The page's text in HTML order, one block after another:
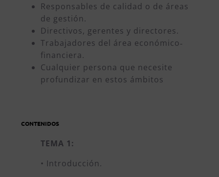
Responsables de calidad o de áreas
de gestión.
Directivos, gerentes y directores.
Trabajadores del área económico‐
financiera.
Cualquier persona que necesite
profundizar en estos ámbitos
CONTENIDOS
TEMA 1:
• Introducción.